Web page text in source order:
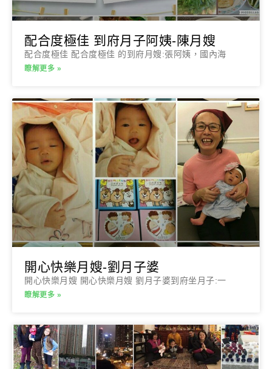
配合度極佳 到府月子阿姨-陳月嫂
配合度極佳 配合度極佳 的到府月嫂:張阿姨，國內海
瞭解更多 »
開心快樂月嫂-劉月子婆
開心快樂月嫂 開心快樂月嫂 劉月子婆到府坐月子:一
瞭解更多 »